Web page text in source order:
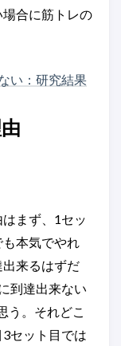
合に筋トレの
い：研究結果
まず、1セッ
も本気でやれ
来るはずだ
到達出来ない
う。それどこ
セット目では